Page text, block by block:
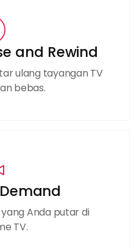
and Rewind
ulang tayangan TV
bebas.
Anda putar di
TV.